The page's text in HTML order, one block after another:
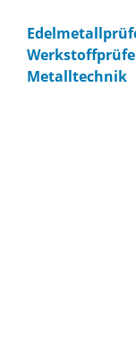
Metalltechnik